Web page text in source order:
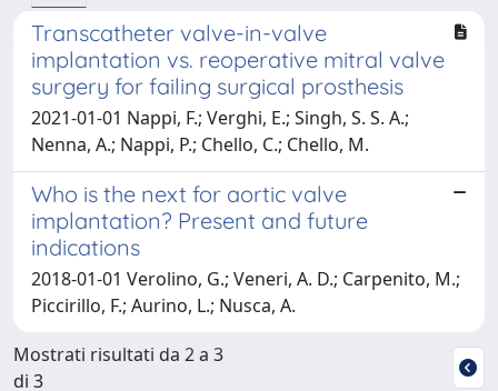
Transcatheter valve-in-valve
implantation vs. reoperative mitral valve
surgery for failing surgical prosthesis
2021-01-01 Nappi, F.; Verghi, E.; Singh, S. S. A.;
Nenna, A.; Nappi, P.; Chello, C.; Chello, M.
Who is the next for aortic valve
implantation? Present and future
indications
2018-01-01 Verolino, G.; Veneri, A. D.; Carpenito, M.;
Piccirillo, F.; Aurino, L.; Nusca, A.
Mostrati risultati da 2 a 3
di 3